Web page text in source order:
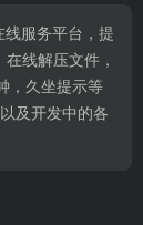
服务平台，提
线解压文件，
，久坐提示等
及开发中的各